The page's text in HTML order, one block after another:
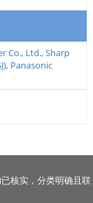
Co., Ltd.,Sharp
, Panasonic
核实，分类明确且联